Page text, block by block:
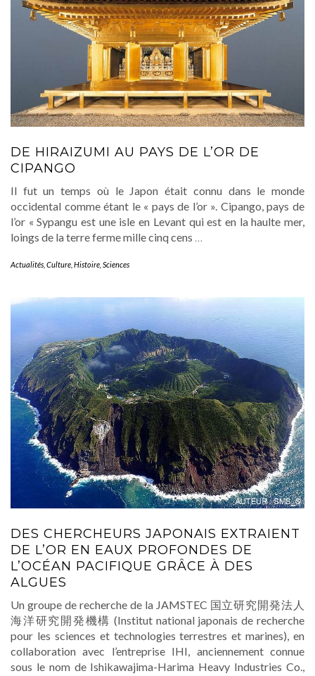
DE HIRAIZUMI AU PAYS DE L’OR DE
CIPANGO
Il fut un temps où le Japon était connu dans le monde
occidental comme étant le « pays de l’or ». Cipango, pays de
l’or « Sypangu est une isle en Levant qui est en la haulte mer,
loings de la terre ferme mille cinq cens …
Actualités Culture Histoire Sciences
DES CHERCHEURS JAPONAIS EXTRAIENT
DE L’OR EN EAUX PROFONDES DE
L’OCÉAN PACIFIQUE GRÂCE À DES
ALGUES
Un groupe de recherche de la JAMSTEC 国立研究開発法人
海洋研究開発機構 (Institut national japonais de recherche
pour les sciences et technologies terrestres et marines), en
collaboration avec l’entreprise IHI, anciennement connue
sous le nom de Ishikawajima-Harima Heavy Industries Co.,